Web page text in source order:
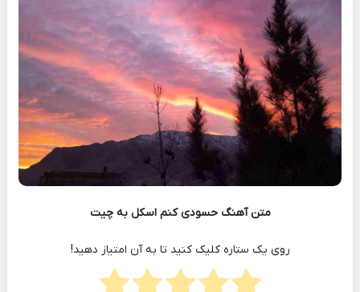
متن آهنگ حسودی کنم اسکل به چیت
روی یک ستاره کلیک کنید تا به آن امتیاز دهید!